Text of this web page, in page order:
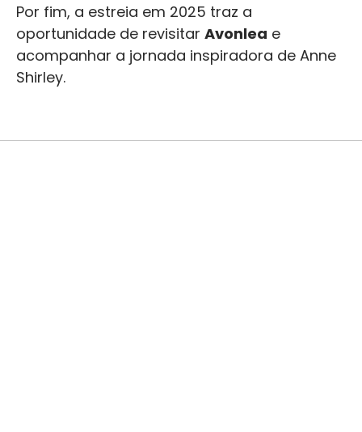
Por fim, a estreia em 2025 traz a
oportunidade de revisitar Avonlea e
acompanhar a jornada inspiradora de Anne
Shirley.